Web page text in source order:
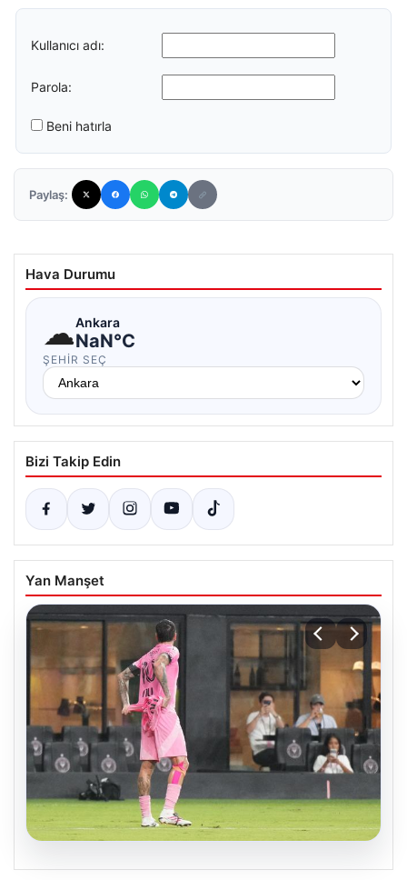
Kullanıcı adı:
Parola:
Beni hatırla
Paylaş:
Hava Durumu
☁Ankara
NaN°C
ŞEHIR SEÇ
Bizi Takip Edin
Yan Manşet
09.08.2026